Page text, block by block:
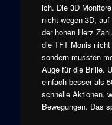
ich. Die 3D
nicht wegen 3D,
der hohen Herz
die TFT Monis
sondern mussten
Auge für die Brille.
einfach besser als
schnelle Aktionen,
Bewegungen. Das